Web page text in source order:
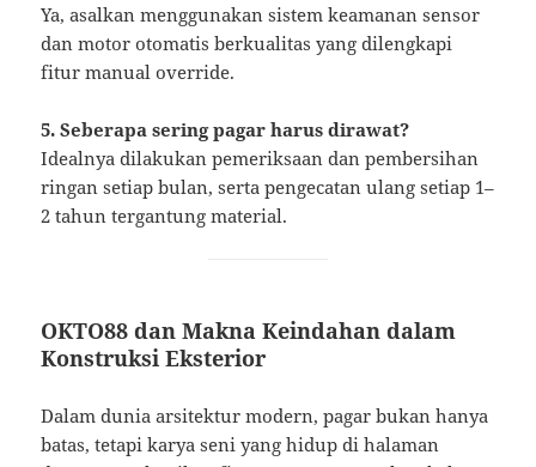
Ya, asalkan menggunakan sistem keamanan sensor
dan motor otomatis berkualitas yang dilengkapi
fitur manual override.
5. Seberapa sering pagar harus dirawat?
Idealnya dilakukan pemeriksaan dan pembersihan
ringan setiap bulan, serta pengecatan ulang setiap 1–
2 tahun tergantung material.
OKTO88 dan Makna Keindahan dalam
Konstruksi Eksterior
Dalam dunia arsitektur modern, pagar bukan hanya
batas, tetapi karya seni yang hidup di halaman